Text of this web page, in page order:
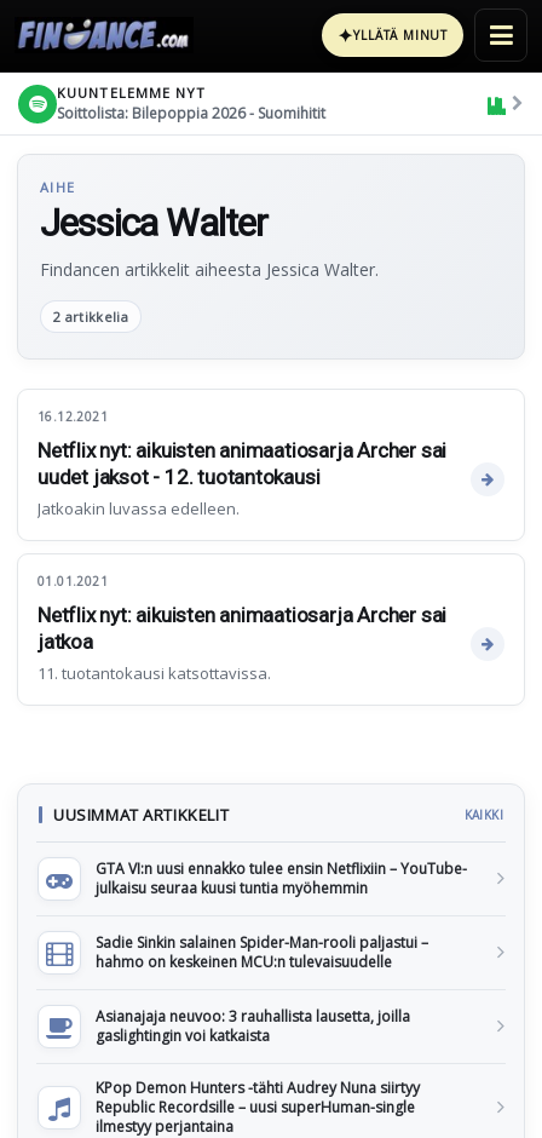
✦YLLÄTÄ MINUT
KUUNTELEMME NYT
Soittolista: Bilepoppia 2026 - Suomihitit
AIHE
Jessica Walter
Findancen artikkelit aiheesta Jessica Walter.
2 artikkelia
16.12.2021
Netflix nyt: aikuisten animaatiosarja Archer sai
uudet jaksot - 12. tuotantokausi
Jatkoakin luvassa edelleen.
01.01.2021
Netflix nyt: aikuisten animaatiosarja Archer sai
jatkoa
11. tuotantokausi katsottavissa.
UUSIMMAT ARTIKKELIT KAIKKI
GTA VI:n uusi ennakko tulee ensin Netflixiin – YouTube-
julkaisu seuraa kuusi tuntia myöhemmin
Sadie Sinkin salainen Spider-Man-rooli paljastui –
hahmo on keskeinen MCU:n tulevaisuudelle
Asianajaja neuvoo: 3 rauhallista lausetta, joilla
gaslightingin voi katkaista
KPop Demon Hunters -tähti Audrey Nuna siirtyy
Republic Recordsille – uusi superHuman-single
ilmestyy perjantaina